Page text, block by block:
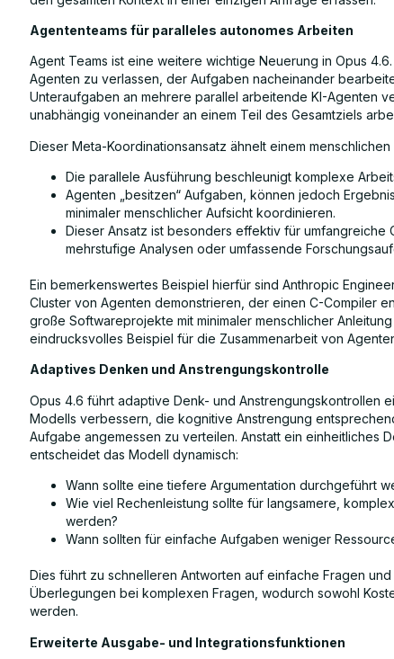
Agententeams für paralleles autonomes Arbeiten
Agent Teams ist eine weitere wichtige Neuerung in Opus
Agenten zu verlassen, der Aufgaben nacheinander
Unteraufgaben an mehrere parallel arbeitende KI-Agenten
unabhängig voneinander an einem Teil des Gesamtziels
Dieser Meta-Koordinationsansatz ähnelt einem menschlichen
Die parallele Ausführung beschleunigt komplexe
Agenten „besitzen“ Aufgaben, können jedoch
minimaler menschlicher Aufsicht koordinieren.
Dieser Ansatz ist besonders effektiv für umfangreiche
mehrstufige Analysen oder umfassende
Ein bemerkenswertes Beispiel hierfür sind Anthropic
Cluster von Agenten demonstrieren, der einen C-Compiler
große Softwareprojekte mit minimaler menschlicher
eindrucksvolles Beispiel für die Zusammenarbeit von
Adaptives Denken und Anstrengungskontrolle
Opus 4.6 führt adaptive Denk- und Anstrengungskontrollen
Modells verbessern, die kognitive Anstrengung
Aufgabe angemessen zu verteilen. Anstatt ein einheitliches
entscheidet das Modell dynamisch:
Wann sollte eine tiefere Argumentation durchgeführt
Wie viel Rechenleistung sollte für langsamere,
werden?
Wann sollten für einfache Aufgaben weniger
Dies führt zu schnelleren Antworten auf einfache Fragen
Überlegungen bei komplexen Fragen, wodurch sowohl
werden.
Erweiterte Ausgabe- und Integrationsfunktionen